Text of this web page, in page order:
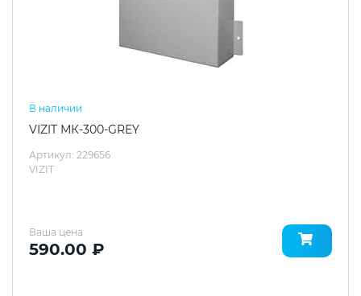
В наличии
VIZIT МК-300-GREY
Артикул: 229656
VIZIT
Ваша цена
590.00 ₽